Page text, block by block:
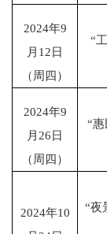
2024年9
月 12日
（周四）
“
2024年9
月 26日
（周四）
“惠
2024年10
“夜